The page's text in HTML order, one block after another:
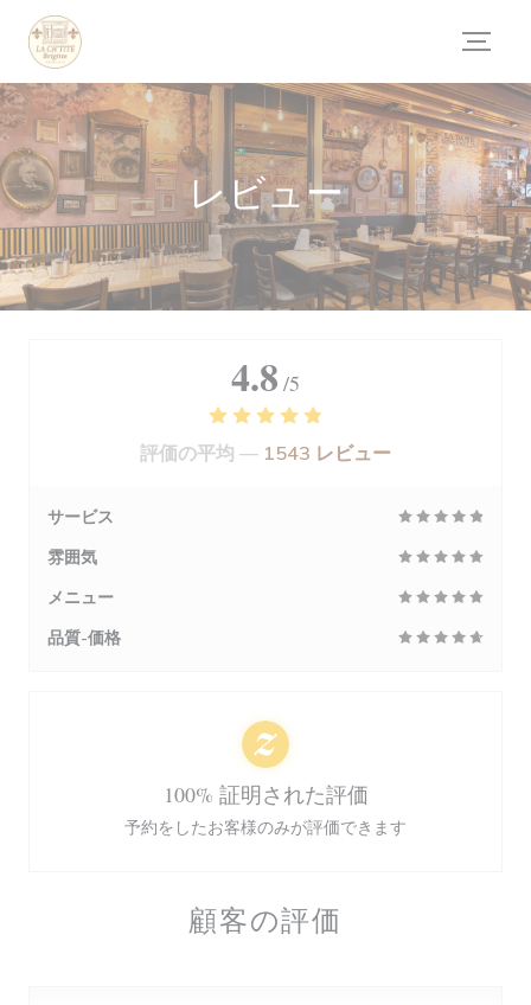
クッキー利用の管理について
レビュー
顧客の評価
4.8 /5
評価の平均 — 1543 レビュー
サービス
雰囲気
メニュー
品質-価格
100% 証明された評価
予約をしたお客様のみが評価できます